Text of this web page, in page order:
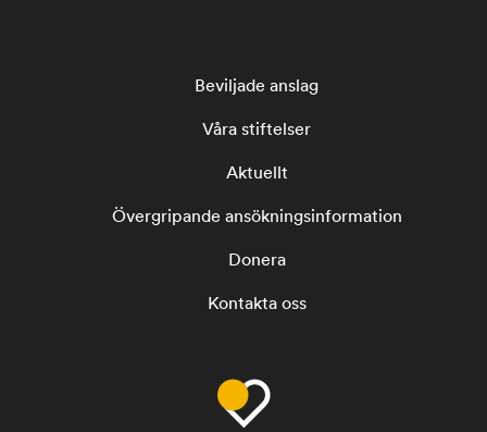
Beviljade anslag
Våra stiftelser
Aktuellt
Övergripande ansökningsinformation
Donera
Kontakta oss